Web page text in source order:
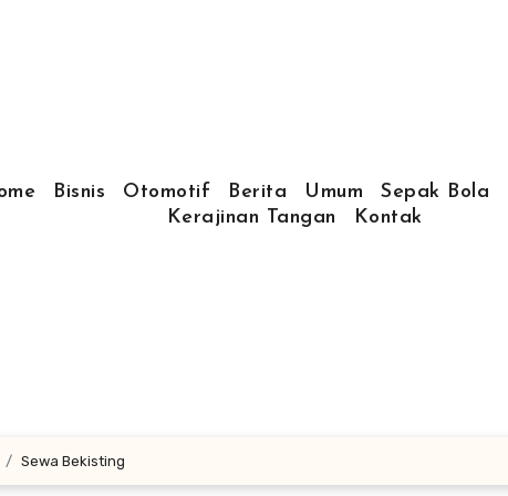
Bisnis Otomotif Berita Umum Sepak Bola
Kerajinan Tangan
Kontak
Sewa Bekisting